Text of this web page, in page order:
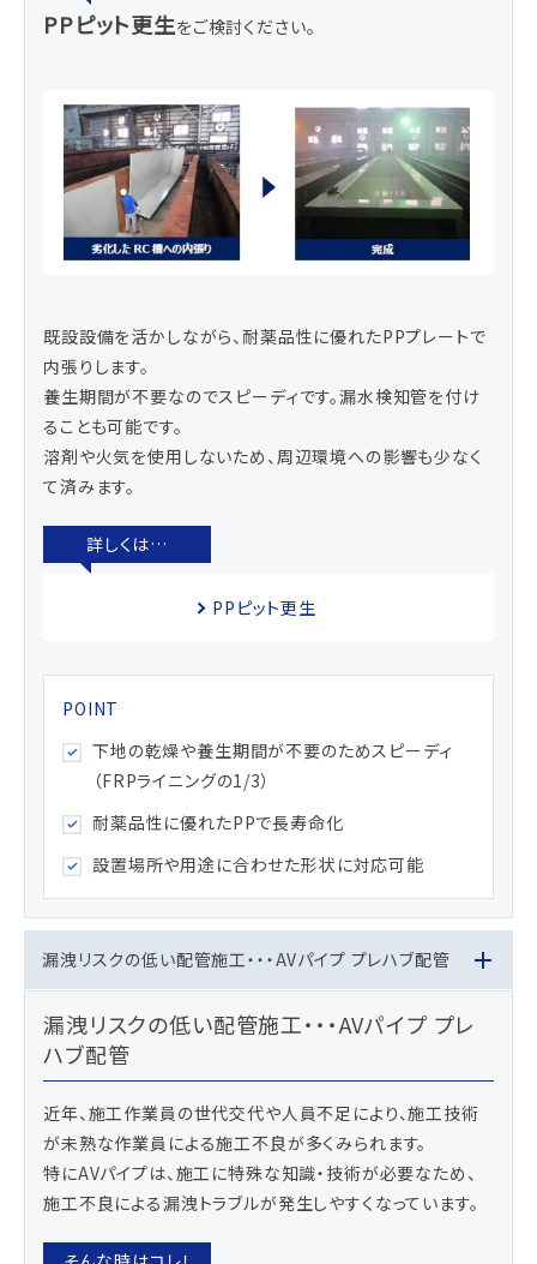
PPピット更生をご検討ください。
既設設備を活かしながら、耐薬品性に優れたPPプレートで
内張りします。
養生期間が不要なのでスピーディです。漏水検知管を付け
ることも可能です。
溶剤や火気を使用しないため、周辺環境への影響も少なく
て済みます。
PPピット更生
下地の乾燥や養生期間が不要のためスピーディ
（FRPライニングの1/3）
耐薬品性に優れたPPで長寿命化
設置場所や用途に合わせた形状に対応可能
漏洩リスクの低い配管施工・・・AVパイプ プレハブ配管
漏洩リスクの低い配管施工・・・AVパイプ プレ
ハブ配管
近年、施工作業員の世代交代や人員不足により、施工技術
が未熟な作業員による施工不良が多くみられます。
特にAVパイプは、施工に特殊な知識・技術が必要なため、
施工不良による漏洩トラブルが発生しやすくなっています。